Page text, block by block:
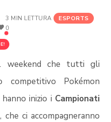
3 MIN LETTURA ESPORTS
0
weekend che tutti gli
competitivo Pokémon
inizio i Campionati
, che ci accompagneranno